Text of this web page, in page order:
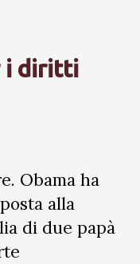
i diritti
Obama ha
alla
di due papà